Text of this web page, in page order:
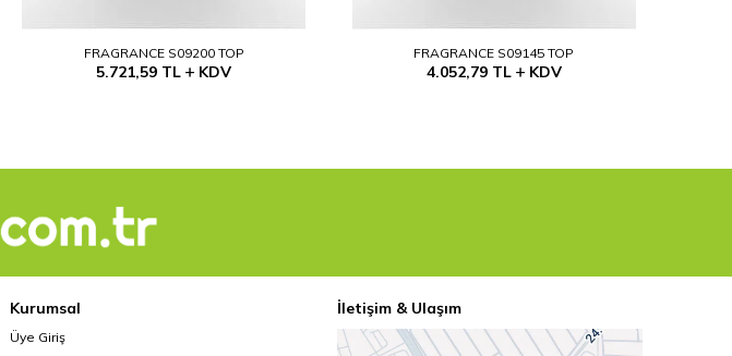
FRAGRANCE S09200 TOP
5.721,59 TL KDV
FRAGRANCE S09145 TOP
4.052,79TL KDV
Kurumsal
Üye Giriş
İletişim & Ulaşım